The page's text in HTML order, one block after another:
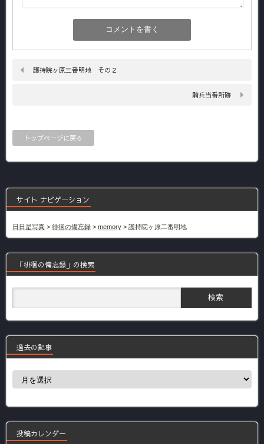
護持院ヶ原三番明地 その２
騎兵当番所跡
トップページに戻る
サイト ナビゲーション
日日是写真 > 徘徊の備忘録 > memory > 護持院ヶ原二番明地
「徘徊の備忘録」の検索
過去の記事
過
事
投稿カレンダー